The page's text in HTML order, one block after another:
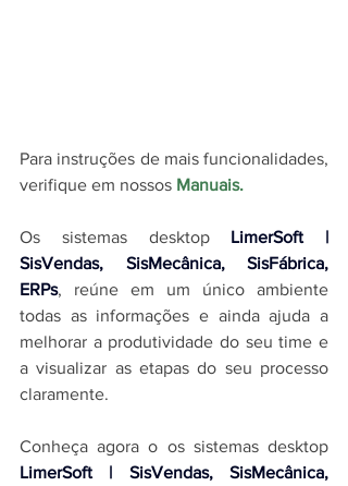
Para instruções de mais funcionalidades,
verifique em nossos Manuais.
Os sistemas desktop LimerSoft |
SisVendas, SisMecânica, SisFábrica,
ERPs, reúne em um único ambiente
todas as informações e ainda ajuda a
melhorar a produtividade do seu time e
a visualizar as etapas do seu processo
claramente.
LimerSoft | SisVendas, SisMecânica,